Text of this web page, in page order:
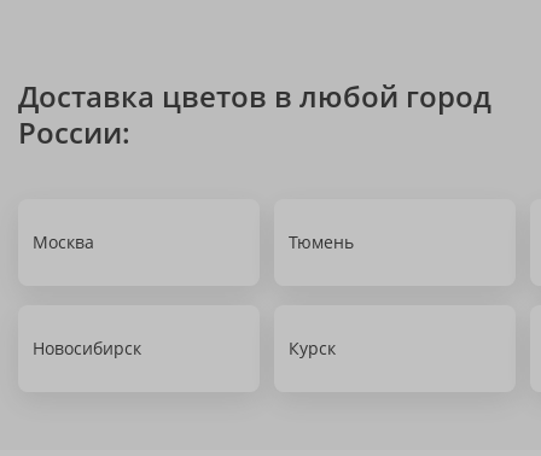
Доставка цветов в любой город
России:
Москва Тюмень
Новосибирск Курск